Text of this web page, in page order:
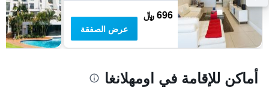
696 ﷼
عرض الصفقة
أماكن للإقامة في اومهلانغا